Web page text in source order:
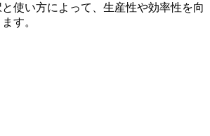
使い方によって、生産性や効率性を向
す。